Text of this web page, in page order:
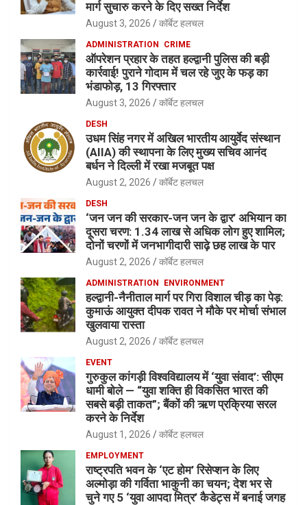
मार्ग सुचारु करने के दिए सख्त निर्देश
August 3, 2026 कॉर्बेट हलचल
ADMINISTRATION CRIME
ऑपरेशन प्रहार के तहत हल्द्वानी पुलिस की बड़ी
कार्रवाई! पुराने गोदाम में चल रहे जुए के फड़ का
भंडाफोड़, 13 गिरफ्तार
August 3, 2026 कॉर्बेट हलचल
DESH
उधम सिंह नगर में अखिल भारतीय आयुर्वेद संस्थान
(AIIA) की स्थापना के लिए मुख्य सचिव आनंद
बर्धन ने दिल्ली में रखा मजबूत पक्ष
August 2, 2026 कॉर्बेट हलचल
DESH
‘जन जन की सरकार-जन जन के द्वार’ अभियान का
दूसरा चरण: 1.34 लाख से अधिक लोग हुए शामिल;
दोनों चरणों में जनभागीदारी साढ़े छह लाख के पार
August 2, 2026 कॉर्बेट हलचल
ADMINISTRATION ENVIRONMENT
हल्द्वानी-नैनीताल मार्ग पर गिरा विशाल चीड़ का पेड़:
कुमाऊं आयुक्त दीपक रावत ने मौके पर मोर्चा संभाल
खुलवाया रास्ता
August 2, 2026 कॉर्बेट हलचल
EVENT
गुरुकुल कांगड़ी विश्वविद्यालय में ‘युवा संवाद’: सीएम
धामी बोले — “युवा शक्ति ही विकसित भारत की
सबसे बड़ी ताकत”; बैंकों की ऋण प्रक्रिया सरल
करने के निर्देश
August 1, 2026 कॉर्बेट हलचल
EMPLOYMENT
राष्ट्रपति भवन के ‘एट होम’ रिसेप्शन के लिए
अल्मोड़ा की गर्विता भाकुनी का चयन; देश भर से
चुने गए 5 ‘युवा आपदा मित्र’ कैडेट्स में बनाई जगह